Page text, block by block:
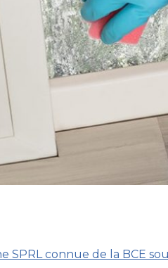
SPRL connue de la BCE